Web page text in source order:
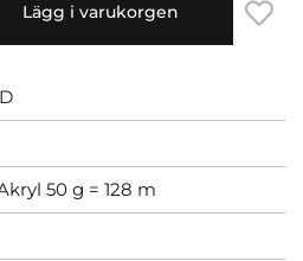
Lägg i varukorgen
50 g = 128 m